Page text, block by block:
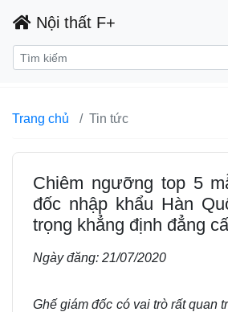
Nội thất F+
Trang chủ Tin tức
Chiêm ngưỡng top 5
đốc nhập khẩu Hàn
trọng khẳng định đẳng
Ngày đăng: 21/07/2020
Ghế giám đốc có vai trò rất quan